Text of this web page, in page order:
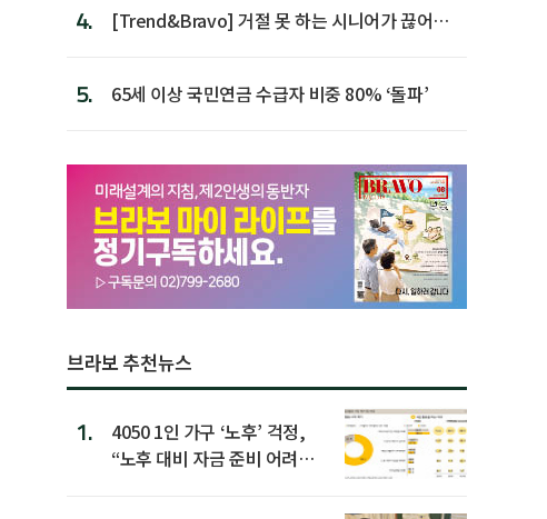
4.
[Trend&Bravo] 거절 못 하는 시니어가 끊어야
5. 65세 이상 국민연금 수급자 비중 80% ‘돌파’
브라보 추천뉴스
1.
4050 1인 가구 ‘노후’ 걱정,
“노후 대비 자금 준비 어려